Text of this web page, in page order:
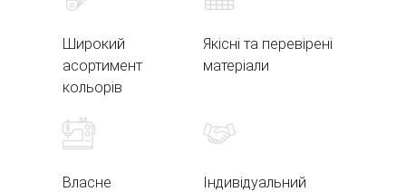
Широкий
асортимент
кольорів
Якісні та перевірені
матеріали
Власне
Індивідуальний